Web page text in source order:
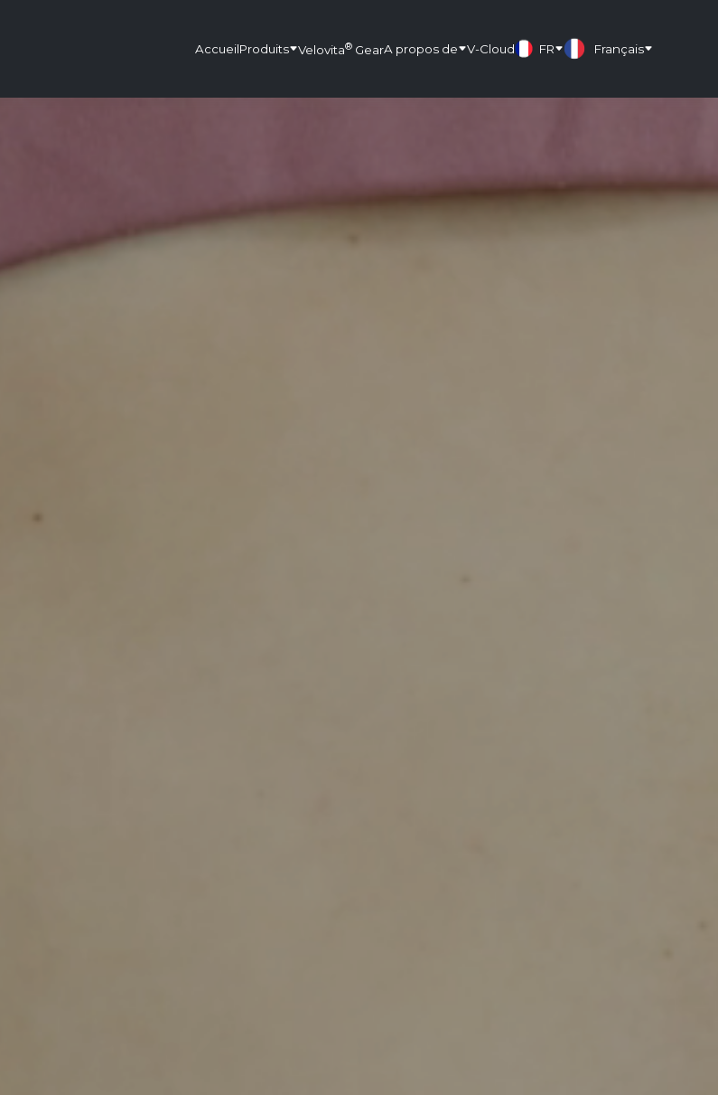
AccueilProduits Velovita® GearA propos de V-Cloud FR Français